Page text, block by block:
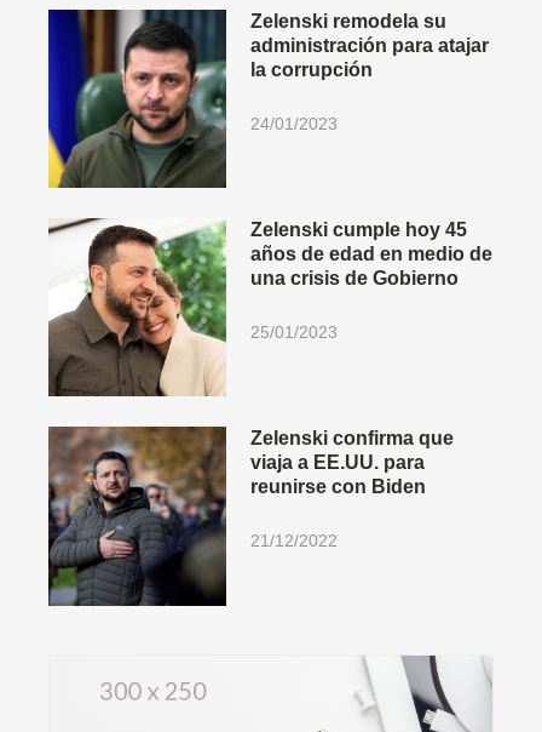
Zelenski remodela su
administración para atajar
la corrupción
24/01/2023
Zelenski cumple hoy 45
años de edad en medio de
una crisis de Gobierno
25/01/2023
Zelenski confirma que
viaja a EE.UU. para
reunirse con Biden
21/12/2022